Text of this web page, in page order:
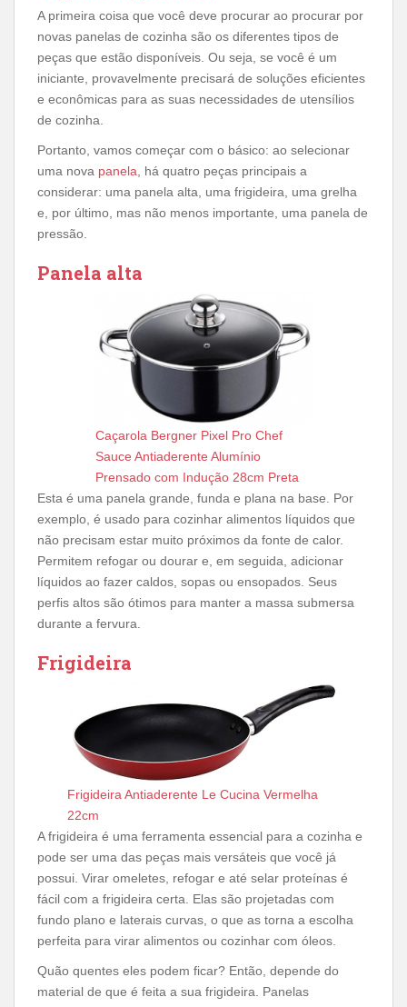
A primeira coisa que você deve procurar ao procurar por
novas panelas de cozinha são os diferentes tipos de
peças que estão disponíveis. Ou seja, se você é um
iniciante, provavelmente precisará de soluções eficientes
e econômicas para as suas necessidades de utensílios
de cozinha.
Portanto, vamos começar com o básico: ao selecionar
uma nova panela , há quatro peças principais a
considerar: uma panela alta, uma frigideira, uma grelha
e, por último, mas não menos importante, uma panela de
pressão.
Panela alta
Caçarola Bergner Pixel Pro Chef
Sauce Antiaderente Alumínio
Prensado com Indução 28cm Preta
Esta é uma panela grande, funda e plana na base. Por
exemplo, é usado para cozinhar alimentos líquidos que
não precisam estar muito próximos da fonte de calor.
Permitem refogar ou dourar e, em seguida, adicionar
líquidos ao fazer caldos, sopas ou ensopados. Seus
perfis altos são ótimos para manter a massa submersa
durante a fervura.
Frigideira
Frigideira Antiaderente Le Cucina Vermelha
22cm
A frigideira é uma ferramenta essencial para a cozinha e
pode ser uma das peças mais versáteis que você já
possui. Virar omeletes, refogar e até selar proteínas é
fácil com a frigideira certa. Elas são projetadas com
fundo plano e laterais curvas, o que as torna a escolha
perfeita para virar alimentos ou cozinhar com óleos.
Quão quentes eles podem ficar? Então, depende do
material de que é feita a sua frigideira. Panelas